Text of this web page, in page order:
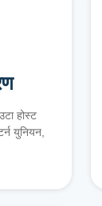
होस्ट
युनियन,